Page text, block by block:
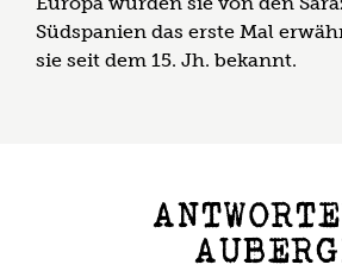
Südspanien das erste Mal
sie seit dem 15. Jh. bekannt.